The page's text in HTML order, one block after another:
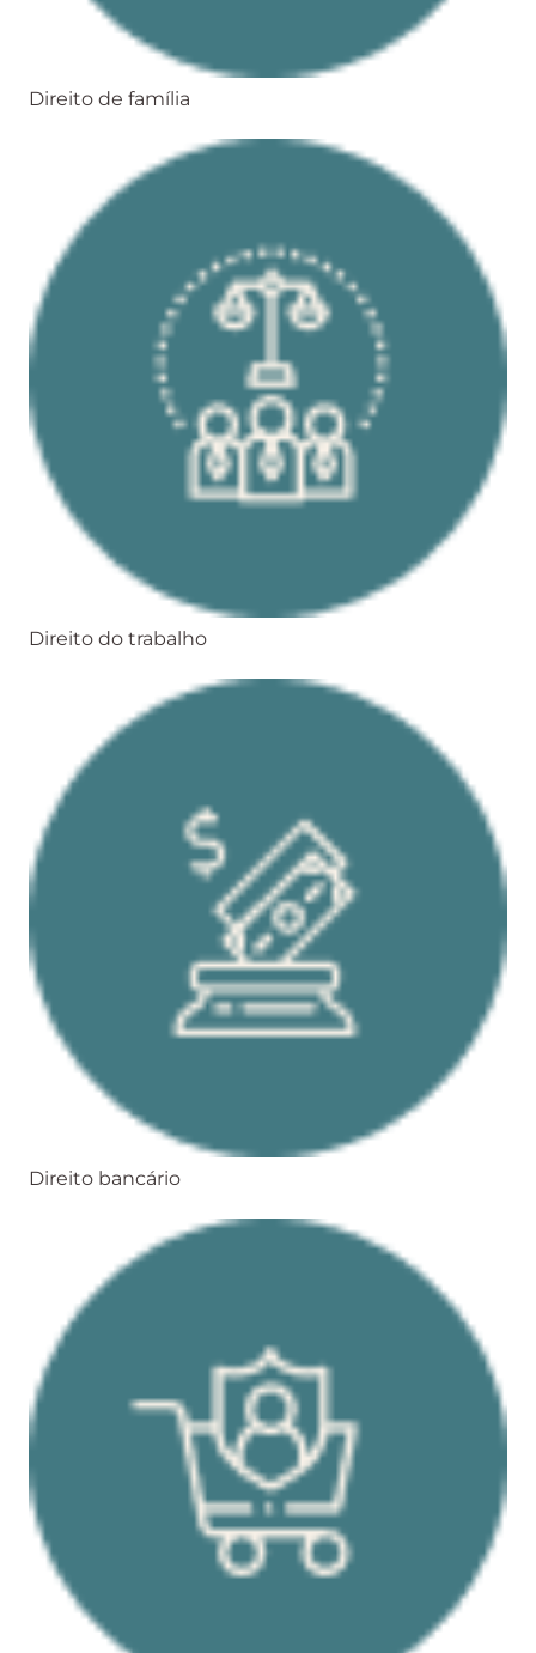
Direito de família
Direito do trabalho
Direito bancário